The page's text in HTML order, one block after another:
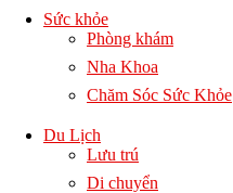
Sức khỏe
Phòng khám
Nha Khoa
Chăm Sóc Sức Khỏe
Du Lịch
Lưu trú
Di chuyển